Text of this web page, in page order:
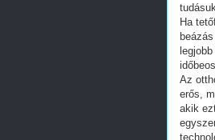
Ha
Az
erős,
akik